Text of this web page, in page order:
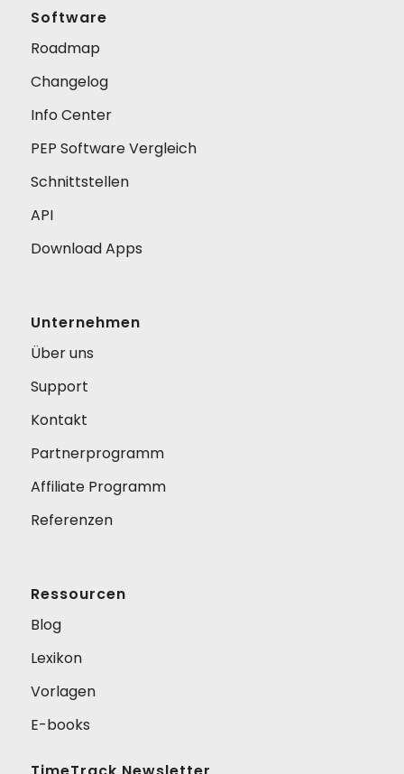
Software
Roadmap
Changelog
Info Center
PEP Software Vergleich
Schnittstellen
API
Download Apps
Unternehmen
Über uns
Support
Kontakt
Partnerprogramm
Affiliate Programm
Referenzen
Ressourcen
Blog
Lexikon
Vorlagen
E-books